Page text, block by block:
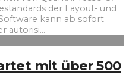
der Layout- und
kann ab sofort
autorisi...
mit über 500